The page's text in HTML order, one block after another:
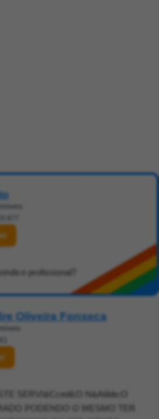
profissional?
Oliveira Fonseca
SERVI&Ccedil;O N&Atilde;O
PODENDO O MESMO TER